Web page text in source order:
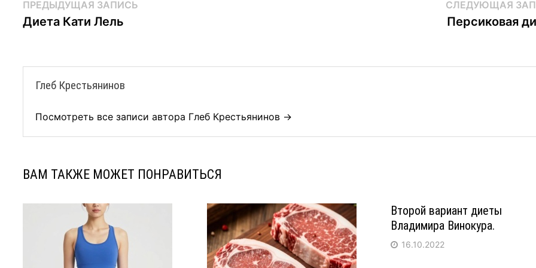
Навигация
по
ПРЕДЫДУЩАЯ ЗАПИСЬ
Диета Кати Лель
СЛЕДУЮЩАЯ
Персиковая
Глеб Крестьянинов
Посмотреть все записи автора Глеб Крестьянинов →
ВАМ ТАКЖЕ МОЖЕТ ПОНРАВИТЬСЯ
Второй вариант диеты
Владимира Винокура.
16.10.2022